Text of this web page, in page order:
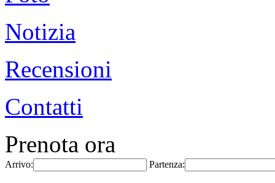
Notizia
Recensioni
Contatti
Prenota ora
Arrivo: Partenza: